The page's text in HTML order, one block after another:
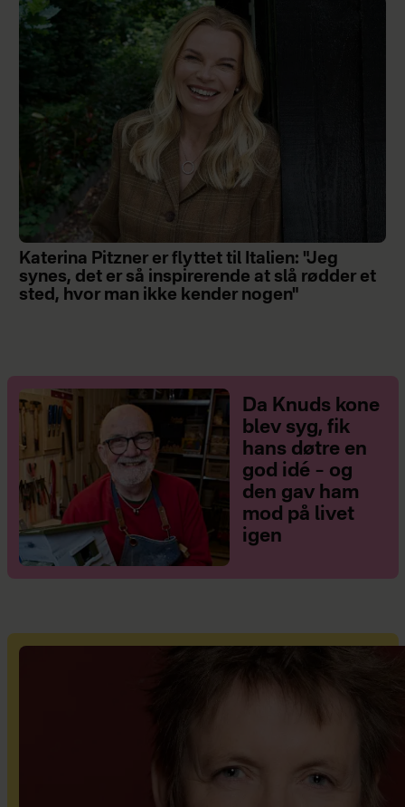
Katerina Pitzner er flyttet til Italien: "Jeg
synes, det er så inspirerende at slå rødder et
sted, hvor man ikke kender nogen"
Da Knuds kone
blev syg, fik
hans døtre en
god idé – og
den gav ham
mod på livet
igen